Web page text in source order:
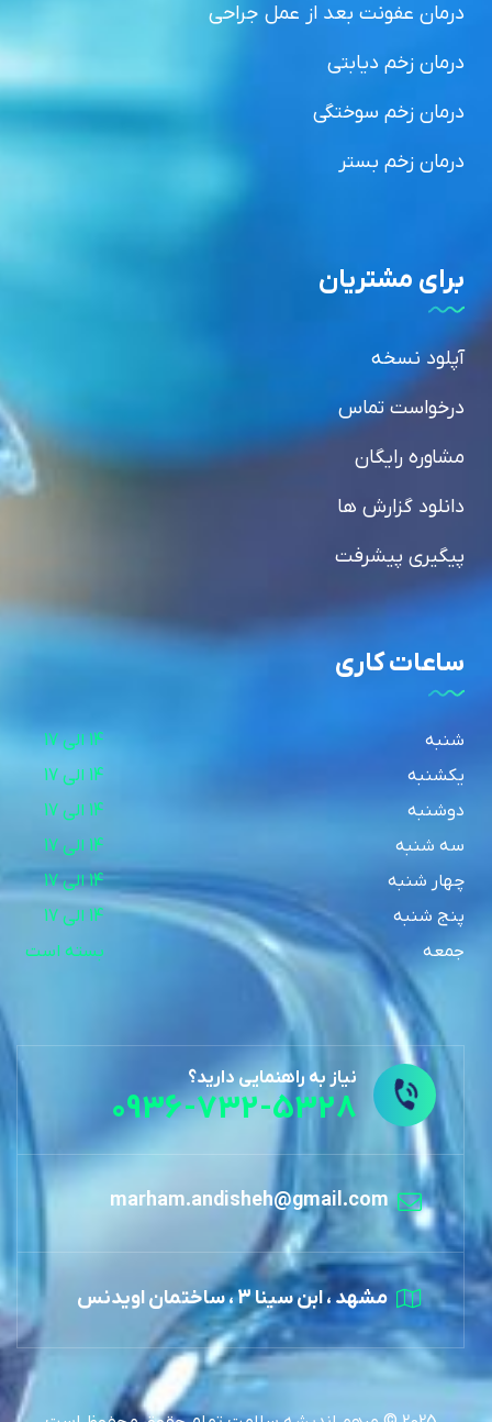
درمان عفونت بعد از عمل جراحی
درمان زخم دیابتی
درمان زخم سوختگی
درمان زخم بستر
برای مشتریان
آپلود نسخه
درخواست تماس
مشاوره رایگان
دانلود گزارش ها
پیگیری پیشرفت
ساعات کاری
شنبه
یکشنبه
دوشنبه
سه شنبه
چهار شنبه
14 الی 17
پنج شنبه
14 الی 17
جمعه
بسته است
نیاز به راهنمایی دارید؟
0936-732-5328
marham.andisheh@gmail.com
مشهد ، ابن سینا 3 ، ساختمان اویدنس